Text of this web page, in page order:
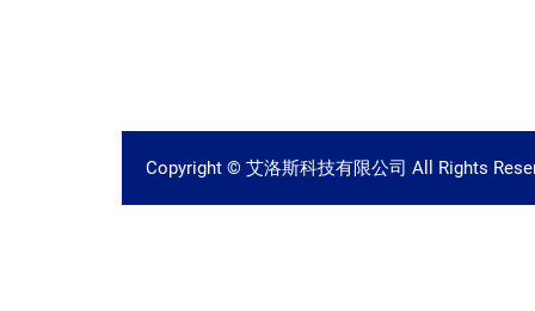
Copyright © 艾洛斯科技有限公司 All Rights